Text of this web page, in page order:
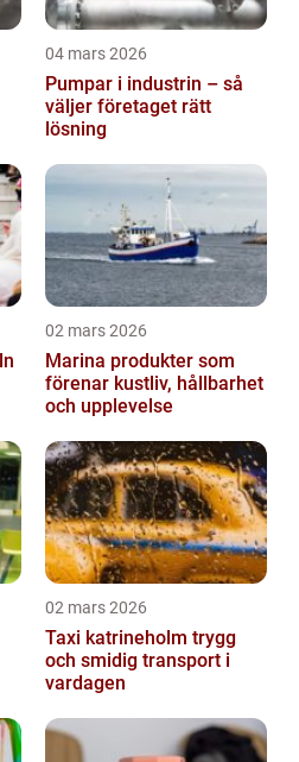
04 mars 2026
Pumpar i industrin – så
väljer företaget rätt
lösning
02 mars 2026
Marina produkter som
förenar kustliv, hållbarhet
och upplevelse
02 mars 2026
Taxi katrineholm trygg
och smidig transport i
vardagen